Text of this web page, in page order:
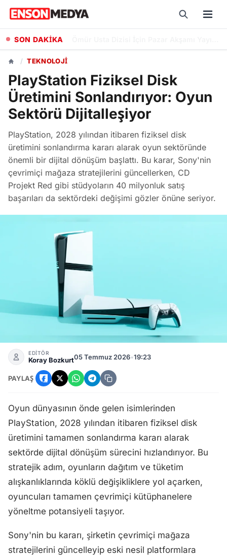
SON DAKİKA
/ TEKNOLOJI
PlayStation Fiziksel Disk
Üretimini Sonlandırıyor: Oyun
Sektörü Dijitalleşiyor
PlayStation, 2028 yılından itibaren fiziksel disk
üretimini sonlandırma kararı alarak oyun sektöründe
önemli bir dijital dönüşüm başlattı. Bu karar, Sony'nin
çevrimiçi mağaza stratejilerini güncellerken, CD
Projekt Red gibi stüdyoların 40 milyonluk satış
başarıları da sektördeki değişimi gözler önüne seriyor.
PlayStation Fiziksel Disk Üretimini Sonlandırıyor: Oyun
EDİTÖR
Koray Bozkurt05 Temmuz 2026•19:23
PAYLAŞ
Oyun dünyasının önde gelen isimlerinden
PlayStation, 2028 yılından itibaren fiziksel disk
üretimini tamamen sonlandırma kararı alarak
sektörde dijital dönüşüm sürecini hızlandırıyor. Bu
stratejik adım, oyunların dağıtım ve tüketim
alışkanlıklarında köklü değişikliklere yol açarken,
oyuncuları tamamen çevrimiçi kütüphanelere
yöneltme potansiyeli taşıyor.
Sony'nin bu kararı, şirketin çevrimiçi mağaza
stratejilerini güncelleyip eski nesil platformlara